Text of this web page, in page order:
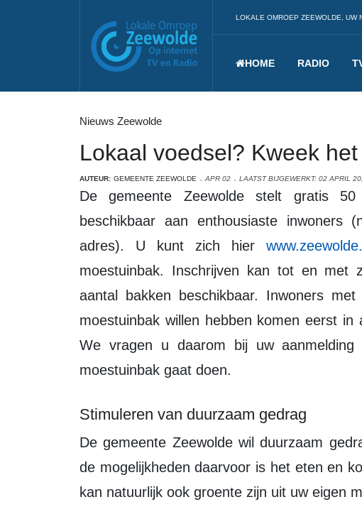
LOKALE OMROEP ZEEWOLDE, UW
HOME RADIO
Nieuws Zeewolde
Lokaal voedsel? Kweek
AUTEUR: GEMEENTE ZEEWOLDE APR 02 LAATST BIJGEWERKT: 02 APRIL
De gemeente Zeewolde stelt gratis 50 moestuinbakken met toebehoren
beschikbaar aan enthousiaste
adres). U kunt zich hier
moestuinbak. Inschrijven kan tot en met
aantal bakken beschikbaar. Inwoners
moestuinbak willen hebben komen eerst in
We vragen u daarom bij uw
moestuinbak gaat doen.
Stimuleren van duurzaam gedrag
De gemeente Zeewolde wil duurzaam gedrag bij inwoners stimuleren. Eén van
de mogelijkheden daarvoor is het eten en
kan natuurlijk ook groente zijn uit uw eigen